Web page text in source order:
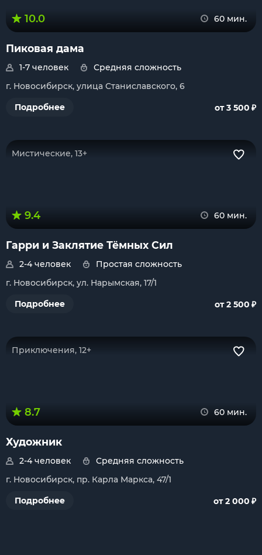
10.0 60 мин.
Пиковая дама
1-7 человек
Средняя сложность
г. Новосибирск, улица Станиславского, 6
Подробнее
от 3 500 ₽
Мистические, 13+
9.4 60 мин.
Гарри и Заклятие Тёмных Сил
2-4 человек
Простая сложность
г. Новосибирск, ул. Нарымская, 17/1
Подробнее
от 2 500 ₽
Приключения, 12+
8.7 60 мин.
Художник
2-4 человек
Средняя сложность
г. Новосибирск, пр. Карла Маркса, 47/1
Подробнее
от 2 000 ₽